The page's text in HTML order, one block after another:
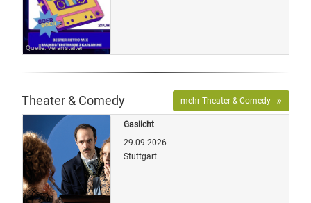
Quelle: Veranstalter
Theater & Comedy mehr Theater & Comedy
Gaslicht
29.09.2026
Stuttgart